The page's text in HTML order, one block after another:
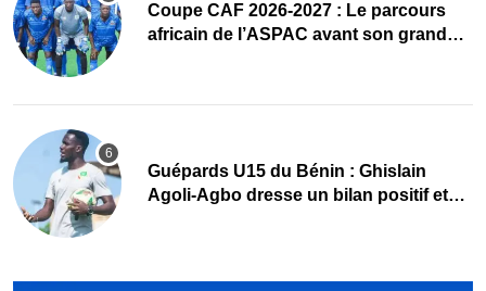
Coupe CAF 2026-2027 : Le parcours
africain de l’ASPAC avant son grand
Guépards U15 du Bénin : Ghislain
Agoli-Agbo dresse un bilan positif et